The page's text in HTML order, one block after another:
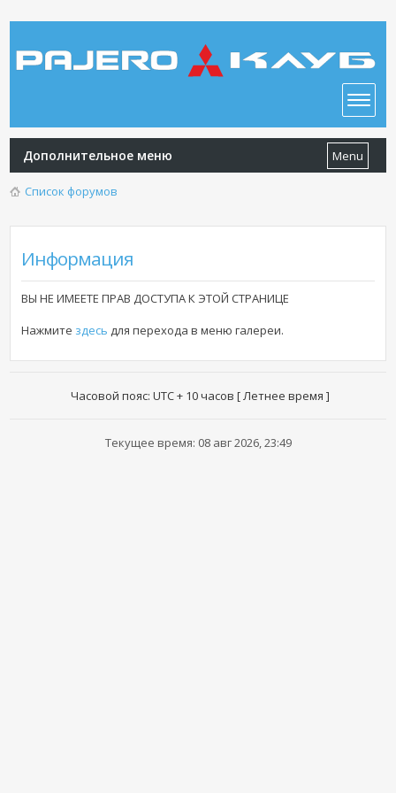
Дополнительное меню Menu
Список форумов
Информация
ВЫ НЕ ИМЕЕТЕ ПРАВ ДОСТУПА К ЭТОЙ СТРАНИЦЕ
Нажмите здесь для перехода в меню галереи.
Часовой пояс: UTC + 10 часов [ Летнее время ]
Текущее время: 08 авг 2026, 23:49